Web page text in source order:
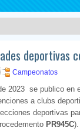
deportivas
Campeonatos
2023 se publico en
a clubs
deportivas
PR945C).